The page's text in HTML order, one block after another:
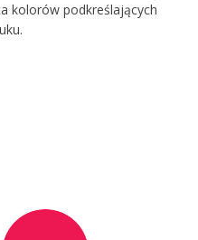
kolorów podkreślających